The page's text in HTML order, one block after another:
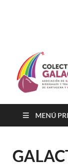
Cartagena Y
MENÚ